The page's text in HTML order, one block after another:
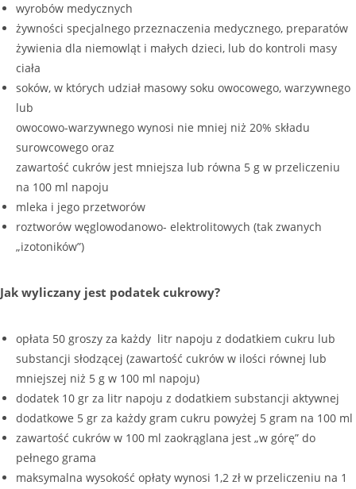
wyrobów medycznych
żywności specjalnego przeznaczenia medycznego, preparatów
żywienia dla niemowląt i małych dzieci, lub do kontroli masy
ciała
soków, w których udział masowy soku owocowego, warzywnego
lub
owocowo-warzywnego wynosi nie mniej niż 20% składu
surowcowego oraz
zawartość cukrów jest mniejsza lub równa 5 g w przeliczeniu
na 100 ml napoju
mleka i jego przetworów
roztworów węglowodanowo- elektrolitowych (tak zwanych
„izotoników”)
Jak wyliczany jest podatek cukrowy?
opłata 50 groszy za każdy litr napoju z dodatkiem cukru lub
substancji słodzącej (zawartość cukrów w ilości równej lub
mniejszej niż 5 g w 100 ml napoju)
dodatek 10 gr za litr napoju z dodatkiem substancji aktywnej
dodatkowe 5 gr za każdy gram cukru powyżej 5 gram na 100 ml
zawartość cukrów w 100 ml zaokrąglana jest „w górę” do
pełnego grama
maksymalna wysokość opłaty wynosi 1,2 zł w przeliczeniu na 1